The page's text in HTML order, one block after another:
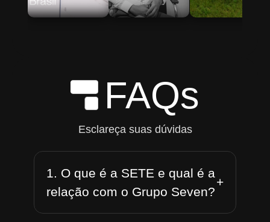
FAQs
Esclareça suas dúvidas
1. O que é a SETE e qual é a
relação com o Grupo Seven?
+